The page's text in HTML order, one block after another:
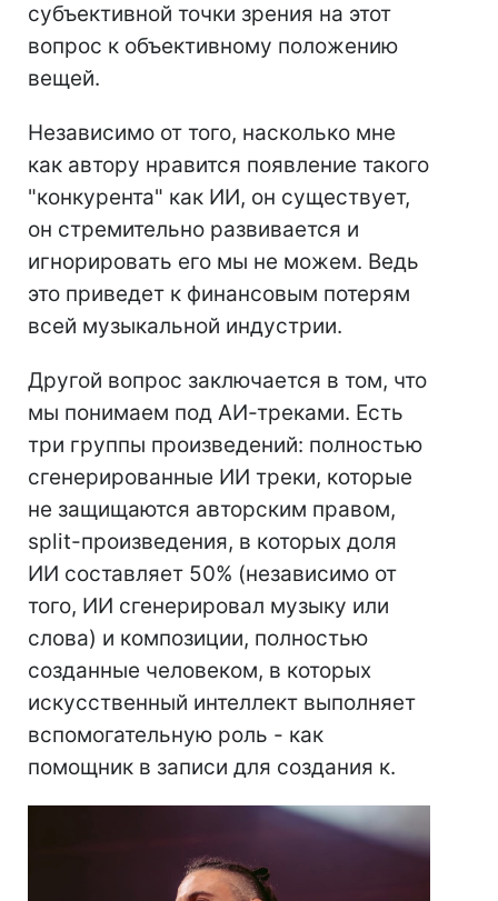
субъективной точки зрения на этот
вопрос к объективному положению
вещей.
Независимо от того, насколько мне
как автору нравится появление такого
"конкурента" как ИИ, он существует,
он стремительно развивается и
игнорировать его мы не можем. Ведь
это приведет к финансовым потерям
всей музыкальной индустрии.
Другой вопрос заключается в том, что
мы понимаем под АИ-треками. Есть
три группы произведений: полностью
сгенерированные ИИ треки, которые
не защищаются авторским правом,
split-произведения, в которых доля
ИИ составляет 50% (независимо от
того, ИИ сгенерировал музыку или
слова) и композиции, полностью
созданные человеком, в которых
искусственный интеллект выполняет
вспомогательную роль - как
помощник в записи для создания к.